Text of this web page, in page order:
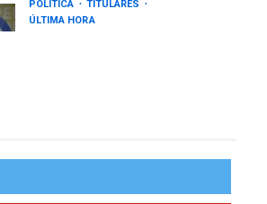
POLÍTICA
TITULARES
ÚLTIMA HORA
regional nos respaldaron